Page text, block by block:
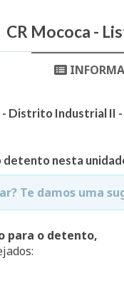
CR Mococa -
- Distrito Industrial II
detento nesta
Te damos uma
para o detento,